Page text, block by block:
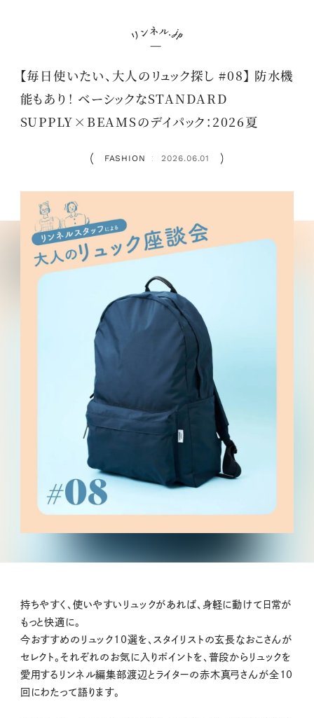
【毎日使いたい、大人のリュック探し #08】 防水機
能もあり！ ベーシックなSTANDARD
SUPPLY×BEAMSのデイパック：2026夏
FASHION ： 2026.06.01
持ちやすく、使いやすいリュックがあれば、身軽に動けて日常が
もっと快適に。
今おすすめのリュック10選を、スタイリストの玄長なおこさんが
セレクト。それぞれのお気に入りポイントを、普段からリュックを
愛用するリンネル編集部渡辺とライターの赤木真弓さんが全10
回にわたって語ります。